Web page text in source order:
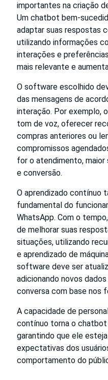
importantes na criação
Um chatbot bem-
adaptar suas respostas
utilizando informações
interações e
mais relevante e
O software escolhido
das mensagens de
interação. Por exemplo,
tom de voz, oferecer
compras anteriores ou
compromissos
for o atendimento, maior
e conversão.
O aprendizado contínuo
fundamental do
WhatsApp. Com o
de melhorar suas
situações, utilizando
e aprendizado de
software deve ser
adicionando novos
conversa com base nos
A capacidade de
contínuo torna o
garantindo que ele
expectativas dos
comportamento do